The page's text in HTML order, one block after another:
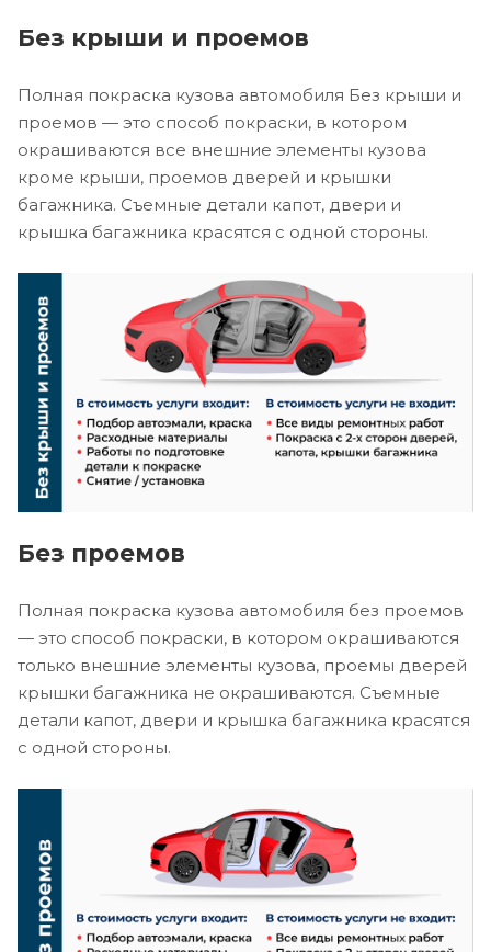
Без крыши и проемов
Полная покраска кузова автомобиля Без крыши и
проемов — это способ покраски, в котором
окрашиваются все внешние элементы кузова
кроме крыши, проемов дверей и крышки
багажника. Съемные детали капот, двери и
крышка багажника красятся с одной стороны.
Без проемов
Полная покраска кузова автомобиля без проемов
— это способ покраски, в котором окрашиваются
только внешние элементы кузова, проемы дверей
крышки багажника не окрашиваются. Съемные
детали капот, двери и крышка багажника красятся
с одной стороны.